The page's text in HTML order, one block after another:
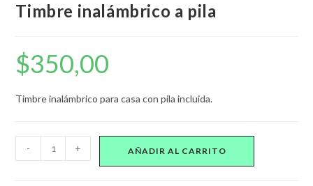
Timbre inalámbrico a pila
$350,00
Timbre inalámbrico para casa con pila incluida.
inalámbrico
- + AÑADIR AL CARRITO